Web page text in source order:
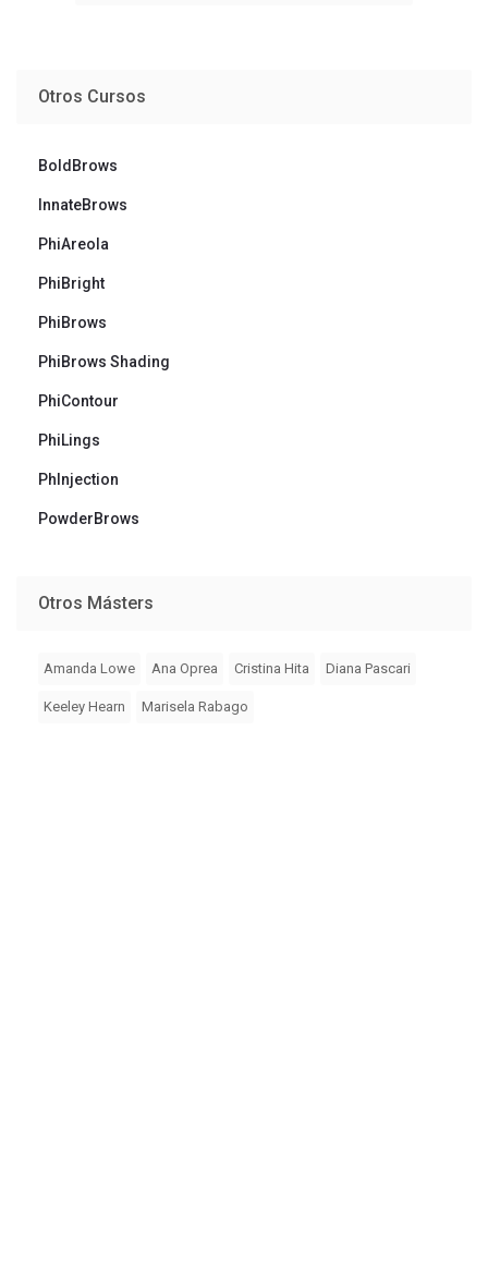
Otros Cursos
BoldBrows
InnateBrows
PhiAreola
PhiBright
PhiBrows
PhiBrows Shading
PhiContour
PhiLings
PhInjection
PowderBrows
Otros Másters
Amanda Lowe Ana Oprea Cristina Hita Diana Pascari
Keeley Hearn Marisela Rabago